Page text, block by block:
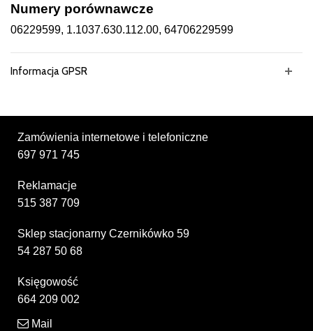
Numery porównawcze
06229599, 1.1037.630.112.00, 64706229599
Informacja GPSR
Zamówienia internetowe i telefoniczne
697 971 745
Reklamacje
515 387 709
Sklep stacjonarny Czernikówko 59
54 287 50 68
Księgowość
664 209 002
Mail